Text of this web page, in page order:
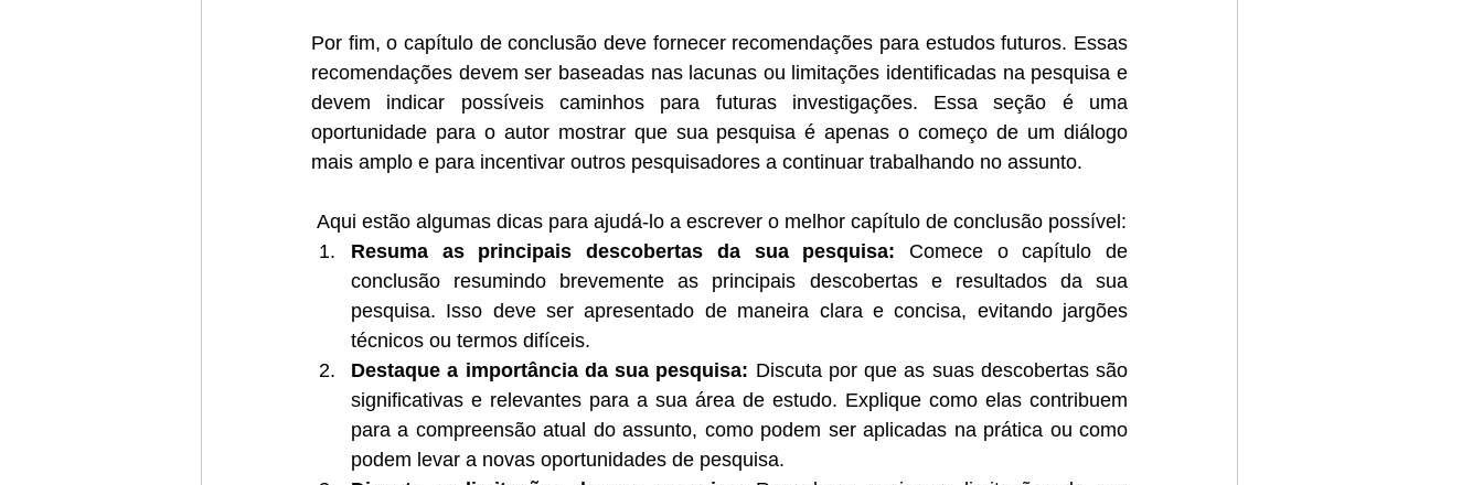
Por fim, o capítulo de conclusão deve fornecer recomendações para estudos futuros. Essas
recomendações devem ser baseadas nas lacunas ou limitações identificadas na pesquisa e
devem indicar possíveis caminhos para futuras investigações. Essa seção é uma
oportunidade para o autor mostrar que sua pesquisa é apenas o começo de um diálogo
mais amplo e para incentivar outros pesquisadores a continuar trabalhando no assunto.
Aqui estão algumas dicas para ajudá-lo a escrever o melhor capítulo de conclusão possível:
Resuma as principais descobertas da sua pesquisa: Comece o capítulo de
conclusão resumindo brevemente as principais descobertas e resultados da sua
pesquisa. Isso deve ser apresentado de maneira clara e concisa, evitando jargões
técnicos ou termos difíceis.
Destaque a importância da sua pesquisa: Discuta por que as suas descobertas são
significativas e relevantes para a sua área de estudo. Explique como elas contribuem
para a compreensão atual do assunto, como podem ser aplicadas na prática ou como
podem levar a novas oportunidades de pesquisa.